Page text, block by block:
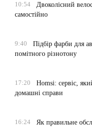
10:54
Двоколісний
самостійно
9:40
Підбір фарби для
помітного різнотону
17:20
Homsi: сервіс,
домашні справи
16:24
Як правильне